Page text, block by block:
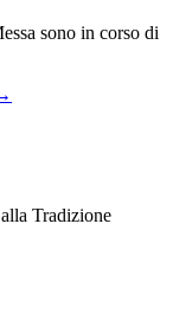
sono in corso di
Tradizione